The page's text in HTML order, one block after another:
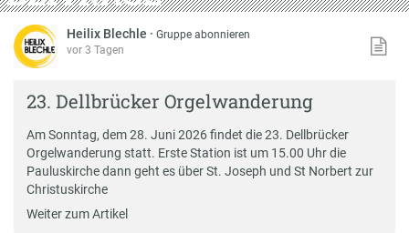
Heilix Blechle ·Gruppe abonnieren
vor 3 Tagen
23. Dellbrücker Orgelwanderung
Am Sonntag, dem 28. Juni 2026 findet die 23. Dellbrücker
Orgelwanderung statt. Erste Station ist um 15.00 Uhr die
Pauluskirche dann geht es über St. Joseph und St Norbert zur
Christuskirche
Weiter zum Artikel